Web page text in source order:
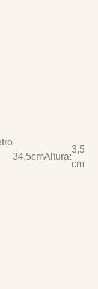
34,5cmAltura:
3,5
cm